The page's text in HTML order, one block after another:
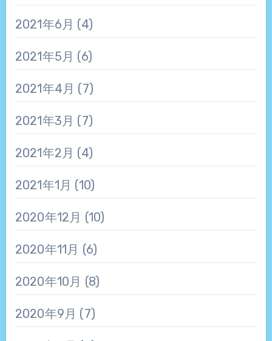
2021年6月 (4)
2021年5月 (6)
2021年4月 (7)
2021年3月 (7)
2021年2月 (4)
2021年1月 (10)
2020年12月 (10)
2020年11月 (6)
2020年10月 (8)
2020年9月 (7)